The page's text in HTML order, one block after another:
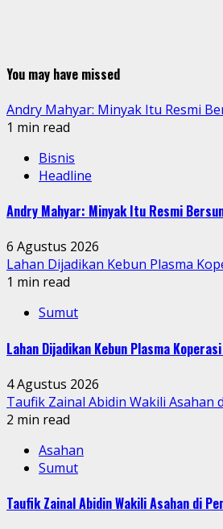
You may have missed
Andry Mahyar: Minyak Itu Resmi
1 min read
Bisnis
Headline
Andry Mahyar: Minyak Itu Resmi
6 Agustus 2026
Lahan Dijadikan Kebun Plasma
1 min read
Sumut
Lahan Dijadikan Kebun Plasma
4 Agustus 2026
Taufik Zainal Abidin Wakili Asahan
2 min read
Asahan
Sumut
Taufik Zainal Abidin Wakili Asahan di